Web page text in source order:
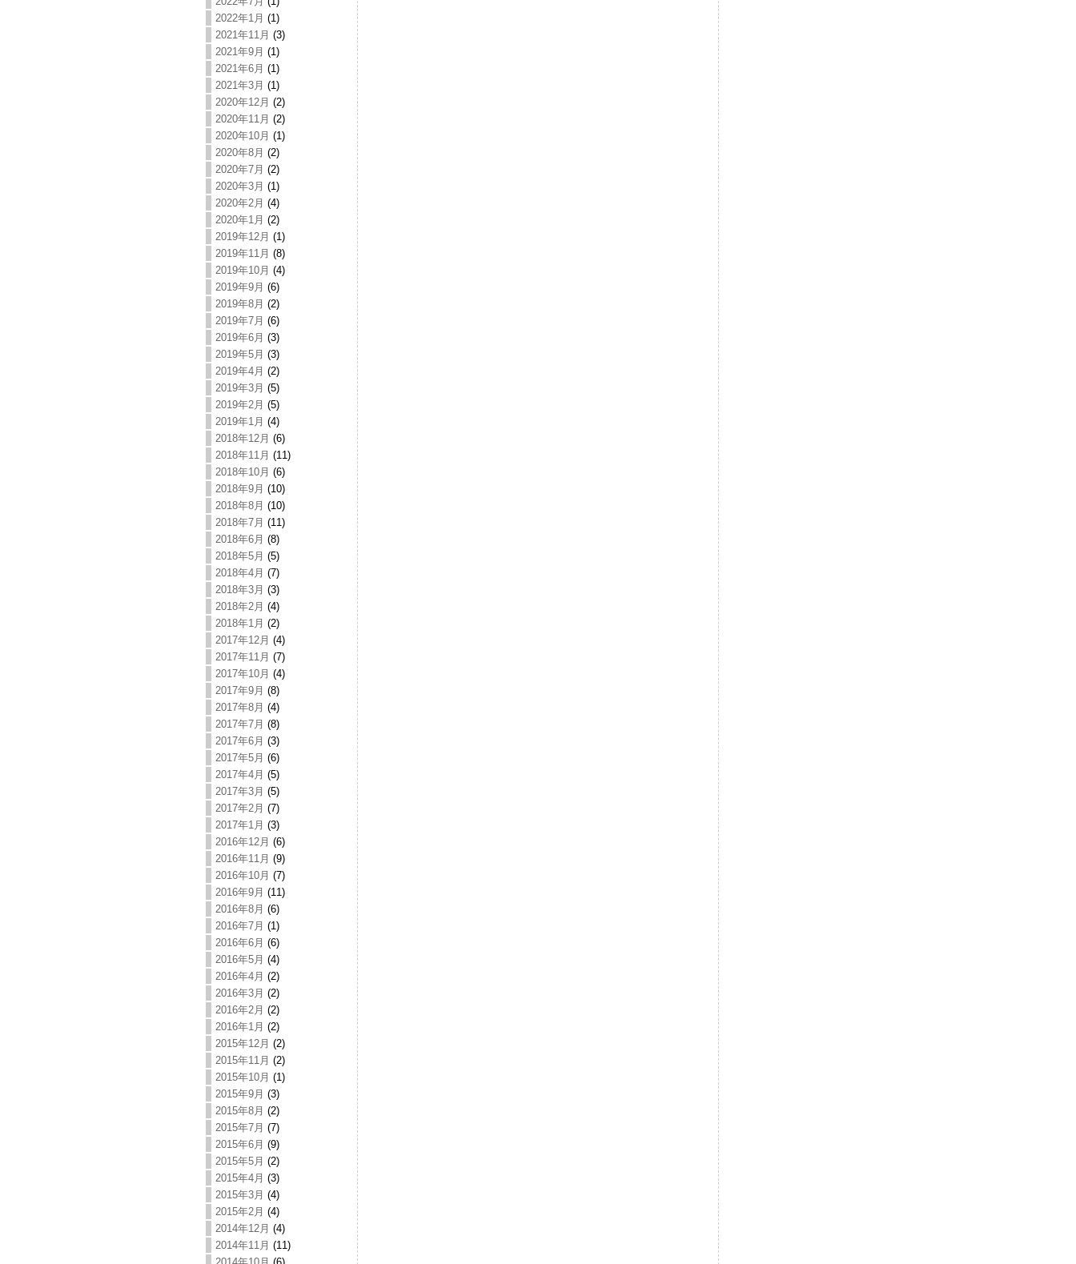
2022年1月 (1)
2021年11月 (3)
2021年9月 (1)
2021年6月 (1)
2021年3月 (1)
2020年12月 (2)
2020年11月 (2)
2020年10月 (1)
2020年8月 (2)
2020年7月 (2)
2020年3月 (1)
2020年2月 (4)
2020年1月 (2)
2019年12月 (1)
2019年11月 (8)
2019年10月 (4)
2019年9月 (6)
2019年8月 (2)
2019年7月 (6)
2019年6月 (3)
2019年5月 (3)
2019年4月 (2)
2019年3月 (5)
2019年2月 (5)
2019年1月 (4)
2018年12月 (6)
2018年11月 (11)
2018年10月 (6)
2018年9月 (10)
2018年8月 (10)
2018年7月 (11)
2018年6月 (8)
2018年5月 (5)
2018年4月 (7)
2018年3月 (3)
2018年2月 (4)
2018年1月 (2)
2017年12月 (4)
2017年11月 (7)
2017年10月 (4)
2017年9月 (8)
2017年8月 (4)
2017年7月 (8)
2017年6月 (3)
2017年5月 (6)
2017年4月 (5)
2017年3月 (5)
2017年2月 (7)
2017年1月 (3)
2016年12月 (6)
2016年11月 (9)
2016年10月 (7)
2016年9月 (11)
2016年8月 (6)
2016年7月 (1)
2016年6月 (6)
2016年5月 (4)
2016年4月 (2)
2016年3月 (2)
2016年2月 (2)
2016年1月 (2)
2015年12月 (2)
2015年11月 (2)
2015年10月 (1)
2015年9月 (3)
2015年8月 (2)
2015年7月 (7)
2015年6月 (9)
2015年5月 (2)
2015年4月 (3)
2015年3月 (4)
2015年2月 (4)
2014年12月 (4)
2014年11月 (11)